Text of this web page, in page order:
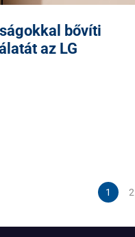
bővíti
az LG
1 2